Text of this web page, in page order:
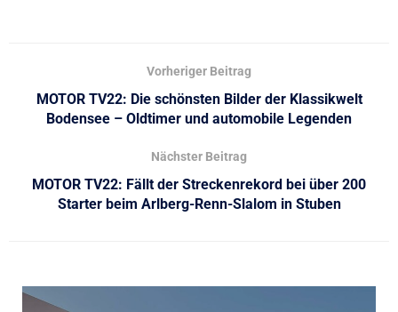
Vorheriger Beitrag
MOTOR TV22: Die schönsten Bilder der Klassikwelt
Bodensee – Oldtimer und automobile Legenden
Nächster Beitrag
MOTOR TV22: Fällt der Streckenrekord bei über 200
Starter beim Arlberg-Renn-Slalom in Stuben